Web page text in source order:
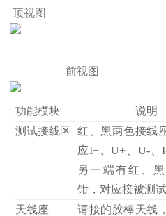
顶视图
前视图
功能模块
说明
测试接线区 红、黑两色接线
应I+、U+、U-、
另一端有红、
钳，对应接被测试
天线座
请接的胶棒天线